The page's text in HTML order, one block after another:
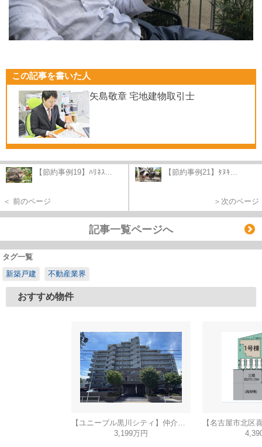
この記事を書いた人
矢島敬章 宅地建物取引士
【節約事例19】ﾊﾘﾈｽ...
＜ 前のページ
【節約事例21】ﾀﾇｷ...
＞次のページ
記事一覧ページへ
タグ一覧
新築戸建
不動産業界
おすすめ物件
3,199万円